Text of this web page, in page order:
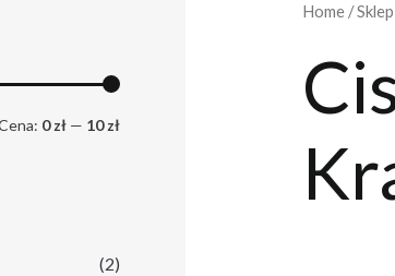
0 zł — 10 zł
(2)
Home/Sklep